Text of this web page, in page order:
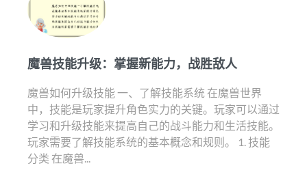
魔兽技能升级：掌握新能力，战胜敌人
魔兽如何升级技能 一、了解技能系统 在魔兽世界
中，技能是玩家提升角色实力的关键。玩家可以通过
学习和升级技能来提高自己的战斗能力和生活技能。
玩家需要了解技能系统的基本概念和规则。 1. 技能
分类 在魔兽...